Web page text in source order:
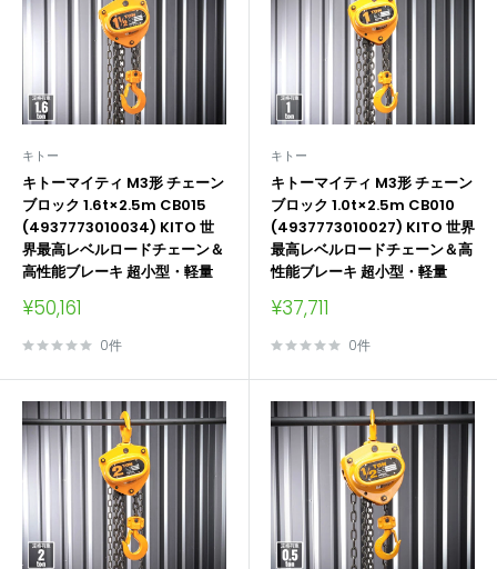
キトー
キトーマイティ M3形 チェーン
ブロック 1.6t×2.5m CB015
(4937773010034) KITO 世
界最高レベルロードチェーン＆
高性能ブレーキ 超小型・軽量
販
価
¥50,161
0件
キトー
キトーマイティ M3形 チェーン
ブロック 1.0t×2.5m CB010
(4937773010027) KITO 世界
最高レベルロードチェーン＆高
性能ブレーキ 超小型・軽量
販
価
¥37,711
0件